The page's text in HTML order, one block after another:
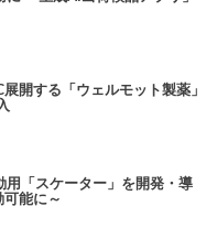
開する「ウェルモット製薬」
「スケーター」を開発・導
能に～